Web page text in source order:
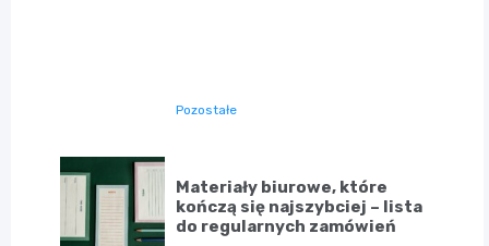
Pozostałe
Materiały biurowe, które
kończą się najszybciej – lista
do regularnych zamówień